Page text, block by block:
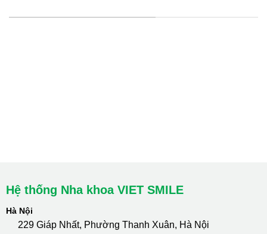
Hệ thống Nha khoa VIET SMILE
Hà Nội
229 Giáp Nhất, Phường Thanh Xuân, Hà Nội